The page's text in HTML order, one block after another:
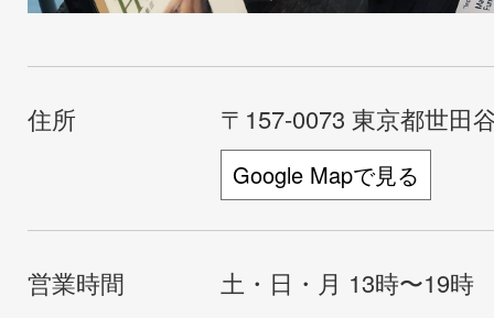
住所 〒157-0073 東京都世田
Google Mapで見る
営業時間 土・日・月 13時〜19時